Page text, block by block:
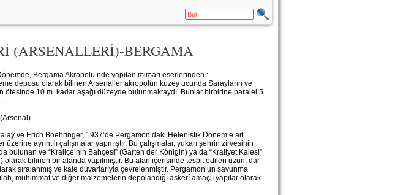
(ARSENALLERİ)-BERGAMA
Bergama Akropolü’nde yapılan mimari eserlerinden :
deposu olarak bilinen Arsenaller akropolün kuzey ucunda Sarayların ve
ötesinde 10 m. kadar aşağı düzeyde bulunmaktaydı. Bunlar birbirine paralel 5
ve Erich Boehringer, 1937’de Pergamon’daki Helenistik Dönem’e ait
üzerine ayrıntılı çalışmalar yapmıştır. Bu çalışmalar, yukarı şehrin zirvesinin
bulunan ve “Kraliçe’nin Bahçesi” (Garten der Königin) ya da “Kraliyet Kalesi”
olarak bilinen bir alanda yapılmıştır. Bu alan içerisinde tespit edilen uzun, dar
sıralanmış ve kale duvarlarıyla çevrelenmiştir. Pergamon’un savunma
mühimmat ve diğer malzemelerin depolandığı askerî amaçlı yapılar olarak